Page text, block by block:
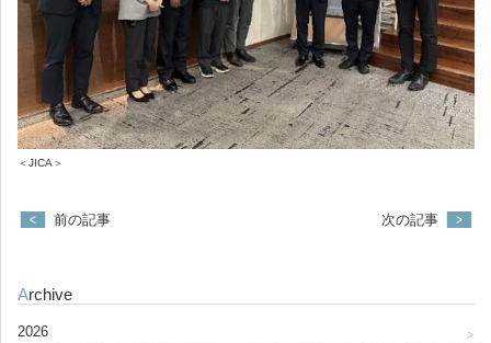
＜JICA＞
前の記事 次の記事
Archive
2026